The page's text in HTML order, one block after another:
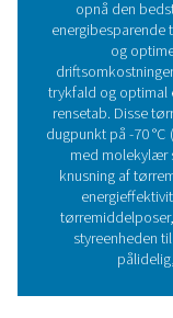
optimering
Det
Modbus-,
overvågning i
tørring.